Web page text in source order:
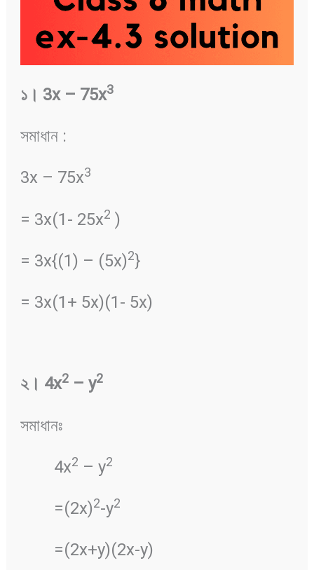
১। 3x – 75x3
সমাধান :
3x – 75x3
= 3x(1- 25x2 )
= 3x{(1) – (5x)2}
= 3x(1+ 5x)(1- 5x)
২। 4x2– y2
সমাধানঃ
4x2 – y2
=(2x)2-y2
=(2x+y)(2x-y)